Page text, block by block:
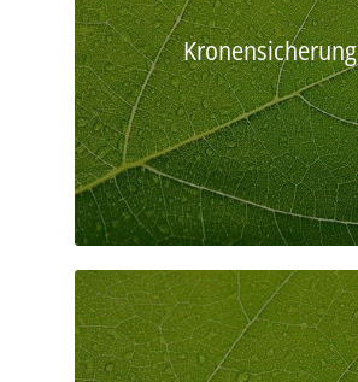
Kronensicherung